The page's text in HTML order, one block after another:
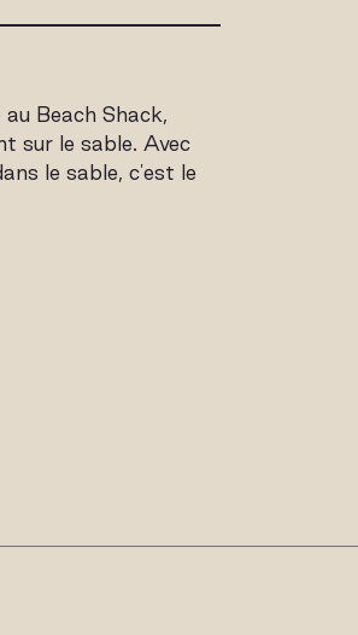
Beach Shack,
sur le sable. Avec
le sable, c'est le